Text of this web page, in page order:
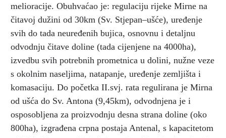
melioracije. Obuhvaćao je: regulaciju rijeke Mirne na
čitavoj dužini od 30km (Sv. Stjepan–ušće), uređenje
svih do tada neuređenih bujica, osnovnu i detaljnu
odvodnju čitave doline (tada cijenjene na 4000ha),
izvedbu svih potrebnih prometnica u dolini, nužne veze
s okolnim naseljima, natapanje, uređenje zemljišta i
komasaciju. Do početka II.svj. rata regulirana je Mirna
od ušća do Sv. Antona (9,45km), odvodnjena je i
osposobljena za proizvodnju desna strana doline (oko
800ha), izgrađena crpna postaja Antenal, s kapacitetom